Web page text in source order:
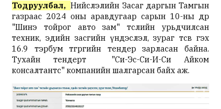
Тодруулбал, Нийслэлийн Засаг даргын Тамгын
газраас 2024 оны аравдугаар сарын 10-ны өдөр
"Шинэ тойрог авто зам" төслийн урьдчилсан
техник, эдийн засгийн үндэслэл, зураг төсөв гэх
16.9 тэрбум төгрөгийн тендер зарласан байна.
Тухайн тендерт "Си-Эс-Си-И-Си Айком
консалтантс" компанийн шалгарсан байх аж.